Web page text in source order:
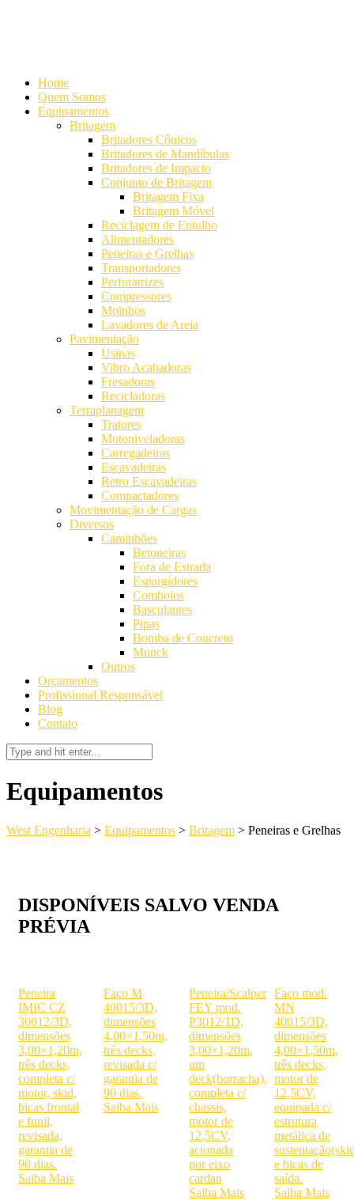
Home
Quem Somos
Equipamentos
Britagem
Britadores Cônicos
Britadores de Mandíbulas
Britadores de Impacto
Conjunto de Britagem
Britagem Fixa
Britagem Móvel
Reciclagem de Entulho
Alimentadores
Peneiras e Grelhas
Transportadores
Perfuratrizes
Compressores
Moinhos
Lavadores de Areia
Pavimentação
Usinas
Vibro Acabadoras
Fresadoras
Recicladoras
Terraplanagem
Tratores
Motoniveladoras
Carregadeiras
Escavadeiras
Retro Escavadeiras
Compactadores
Movimentação de Cargas
Diversos
Caminhões
Betoneiras
Fora de Estrada
Espargidores
Comboios
Basculantes
Pipas
Bomba de Concreto
Munck
Outros
Orçamentos
Profissional Responsável
Blog
Contato
Equipamentos
West Engenharia > Equipamentos > Britagem > Peneiras e Grelhas
DISPONÍVEIS SALVO VENDA
PRÉVIA
Peneira
IMIC CZ
30012/3D,
dimensões
3,00×1,20m,
três decks,
completa c/
motor, skid,
bicas frontal
e funil,
revisada,
garantia de
90 dias.
Saiba Mais
Faço M
40015/3D,
dimensões
4,00×1,50m,
três decks,
revisada c/
garantia de
90 dias.
Saiba Mais
Peneira/Scalper
FEY mod.
P3012/1D,
dimensões
3,00×1,20m,
um
deck(borracha),
completa c/
chassis,
motor de
12,5CV,
acionada
por eixo
cardan
Saiba Mais
Faço mod.
MN
40015/3D,
dimensões
4,00×1,50m,
três decks,
motor de
12,5CV,
equipada c/
estrutura
metálica de
e bicas de
saída.
Saiba Mais